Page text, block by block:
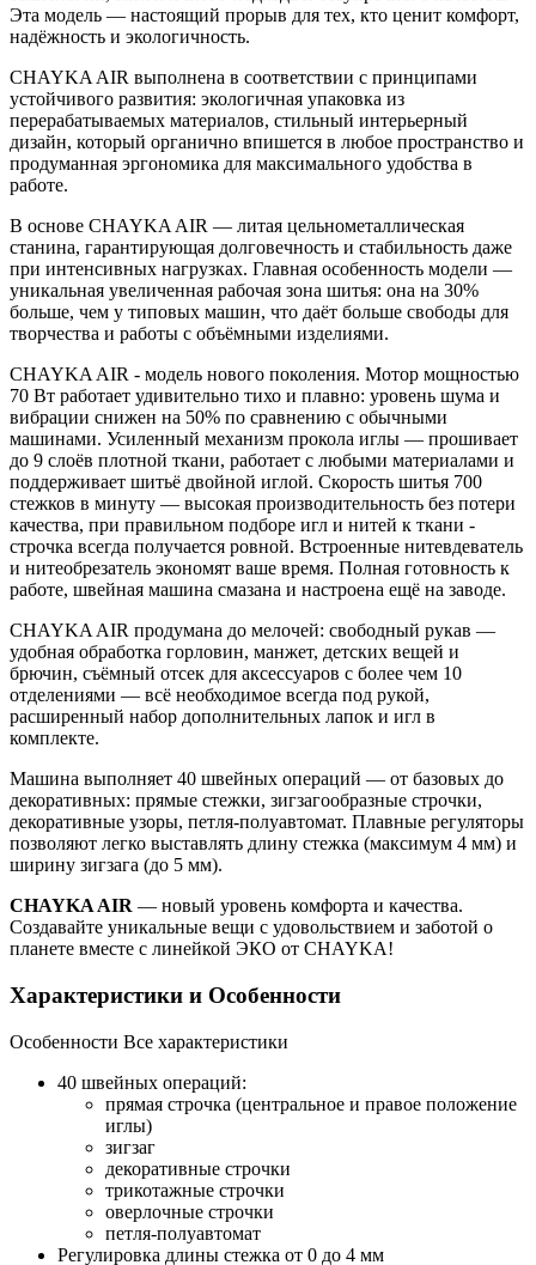
Эта модель — настоящий прорыв для тех, кто ценит комфорт,
надёжность и экологичность.
CHAYKA AIR выполнена в соответствии с принципами
устойчивого развития: экологичная упаковка из
перерабатываемых материалов, стильный интерьерный
дизайн, который органично впишется в любое пространство и
продуманная эргономика для максимального удобства в
работе.
В основе CHAYKA AIR — литая цельнометаллическая
станина, гарантирующая долговечность и стабильность даже
при интенсивных нагрузках. Главная особенность модели —
уникальная увеличенная рабочая зона шитья: она на 30%
больше, чем у типовых машин, что даёт больше свободы для
творчества и работы с объёмными изделиями.
CHAYKA AIR - модель нового поколения. Мотор мощностью
70 Вт работает удивительно тихо и плавно: уровень шума и
вибрации снижен на 50% по сравнению с обычными
машинами. Усиленный механизм прокола иглы — прошивает
до 9 слоёв плотной ткани, работает с любыми материалами и
поддерживает шитьё двойной иглой. Скорость шитья 700
стежков в минуту — высокая производительность без потери
качества, при правильном подборе игл и нитей к ткани -
строчка всегда получается ровной. Встроенные нитевдеватель
и нитеобрезатель экономят ваше время. Полная готовность к
работе, швейная машина смазана и настроена ещё на заводе.
CHAYKA AIR продумана до мелочей: свободный рукав —
удобная обработка горловин, манжет, детских вещей и
брючин, съёмный отсек для аксессуаров с более чем 10
отделениями — всё необходимое всегда под рукой,
расширенный набор дополнительных лапок и игл в
комплекте.
Машина выполняет 40 швейных операций — от базовых до
декоративных: прямые стежки, зигзагообразные строчки,
декоративные узоры, петля-полуавтомат. Плавные регуляторы
позволяют легко выставлять длину стежка (максимум 4 мм) и
ширину зигзага (до 5 мм).
CHAYKA AIR — новый уровень комфорта и качества.
Создавайте уникальные вещи с удовольствием и заботой о
планете вместе с линейкой ЭКО от CHAYKA!
Характеристики и Особенности
Особенности Все характеристики
40 швейных операций:
прямая строчка (центральное и правое положение
иглы)
зигзаг
декоративные строчки
трикотажные строчки
оверлочные строчки
петля-полуавтомат
Регулировка длины стежка от 0 до 4 мм